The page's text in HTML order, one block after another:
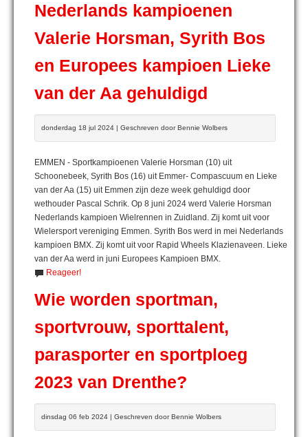
Nederlands kampioenen
Valerie Horsman, Syrith Bos
en Europees kampioen Lieke
van der Aa gehuldigd
donderdag 18 jul 2024 | Geschreven door Bennie Wolbers
EMMEN - Sportkampioenen Valerie Horsman (10) uit
Schoonebeek, Syrith Bos (16) uit Emmer- Compascuum en Lieke
van der Aa (15) uit Emmen zijn deze week gehuldigd door
wethouder Pascal Schrik. Op 8 juni 2024 werd Valerie Horsman
Nederlands kampioen Wielrennen in Zuidland. Zij komt uit voor
Wielersport vereniging Emmen. Syrith Bos werd in mei Nederlands
kampioen BMX. Zij komt uit voor Rapid Wheels Klazienaveen. Lieke
van der Aa werd in juni Europees Kampioen BMX.
Reageer!
Wie worden sportman,
sportvrouw, sporttalent,
parasporter en sportploeg
2023 van Drenthe?
dinsdag 06 feb 2024 | Geschreven door Bennie Wolbers